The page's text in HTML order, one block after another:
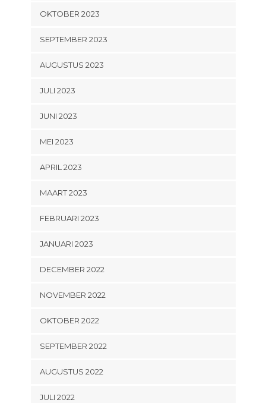
OKTOBER 2023
SEPTEMBER 2023
AUGUSTUS 2023
JULI 2023
JUNI 2023
MEI 2023
APRIL 2023
MAART 2023
FEBRUARI 2023
JANUARI 2023
DECEMBER 2022
NOVEMBER 2022
OKTOBER 2022
SEPTEMBER 2022
AUGUSTUS 2022
JULI 2022